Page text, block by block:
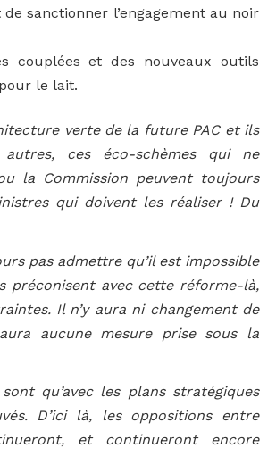
sanctionner l’engagement au noir
couplées et des nouveaux outils
le lait.
verte de la future PAC et ils
ces éco-schèmes qui ne
la Commission peuvent toujours
qui doivent les réaliser ! Du
pas admettre qu’il est impossible
préconisent avec cette réforme-là,
Il n’y aura ni changement de
aucune mesure prise sous la
qu’avec les plans stratégiques
D’ici là, les oppositions entre
et continueront encore